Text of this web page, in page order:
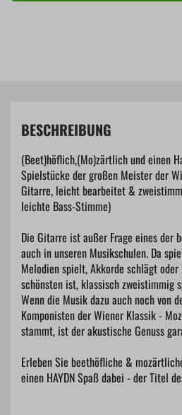
BESCHREIBUNG
(Beet)höflich,(Mo)zärtlich und einen
Spielstücke der großen Meister der
Gitarre, leicht bearbeitet &
leichte Bass-Stimme)
Die Gitarre ist außer Frage eines der
auch in unseren Musikschulen. Da
Melodien spielt, Akkorde schlägt
schönsten ist, klassisch zweistimmig
Wenn die Musik dazu auch noch von
Komponisten der Wiener Klassik -
stammt, ist der akustische Genuss
Erleben Sie beethöfliche &
einen HAYDN Spaß dabei - der Titel